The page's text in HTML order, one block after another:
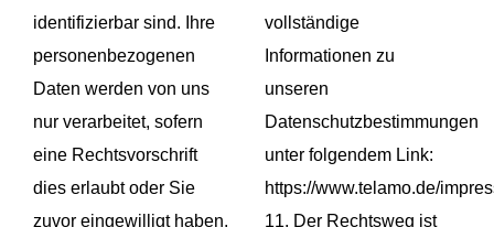
identifizierbar sind. Ihre
personenbezogenen
Daten werden von uns
nur verarbeitet, sofern
eine Rechtsvorschrift
dies erlaubt oder Sie
zuvor eingewilligt haben.
vollständige
Informationen zu
unseren
Datenschutzbestimmungen
unter folgendem Link:
https://www.telamo.de/
11. Der Rechtsweg ist